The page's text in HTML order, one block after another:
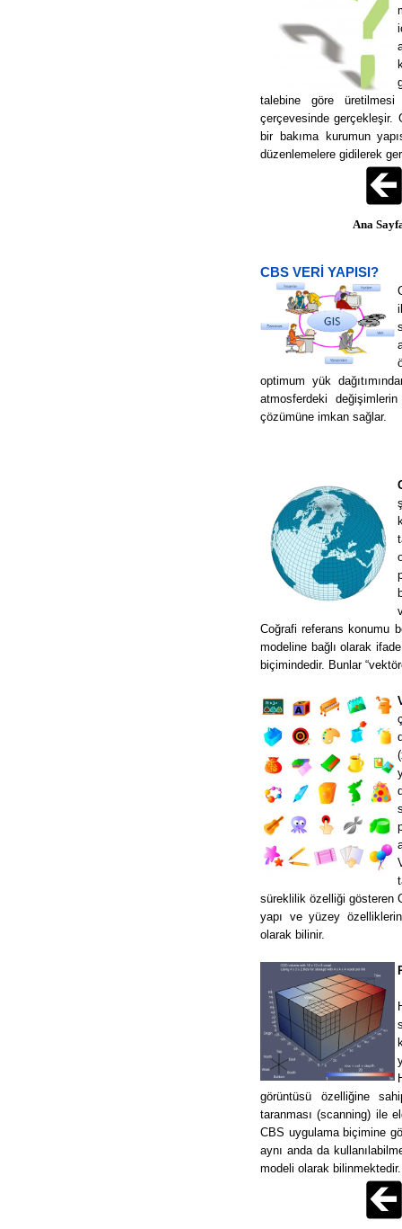
talebine göre
çerçevesinde gerçekleşir.
bir bakıma kurumun
düzenlemelere gidilerek
Ana
CBS VERİ YAPISI?
optimum yük
atmosferdeki
çözümüne imkan sağlar.
Coğrafi referans konumu
modeline bağlı olarak
biçimindedir. Bunlar
süreklilik özelliği gösteren
yapı ve yüzey
olarak bilinir.
görüntüsü özelliğine
taranması (scanning) ile
CBS uygulama biçimine
aynı anda da
modeli olarak bilinmektedir.